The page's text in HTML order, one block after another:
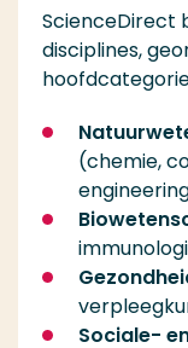
ScienceDirect
disciplines,
(chemie,
Sociale-